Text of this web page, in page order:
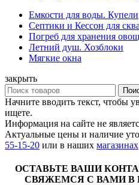
Емкости для воды. Купели
Септики и Кессон для
Погреб для хранения
Летний душ. Хозблоки
Мягкие окна
закрыть
Начните вводить текст, чтобы
ищете.
Информация на сайте не
Актуальные цены и наличие
55-15-20 или в наших магазинах
ОСТАВЬТЕ ВАШИ
СВЯЖЕМСЯ С ВАМИ